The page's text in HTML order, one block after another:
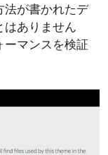
法が書かれたデ
はありません
ーマンスを検証